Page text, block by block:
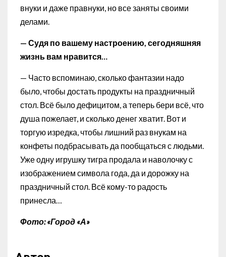
внуки и даже правнуки, но все заняты своими
делами.
— Судя по вашему настроению, сегодняшняя
жизнь вам нравится…
— Часто вспоминаю, сколько фантазии надо
было, чтобы достать продукты на праздничный
стол. Всё было дефицитом, а теперь бери всё, что
душа пожелает, и сколько денег хватит. Вот и
торгую изредка, чтобы лишний раз внукам на
конфеты подбрасывать да пообщаться с людьми.
Уже одну игрушку тигра продала и наволочку с
изображением символа года, да и дорожку на
праздничный стол. Всё кому-то радость
принесла…
Фото: «Город «А»